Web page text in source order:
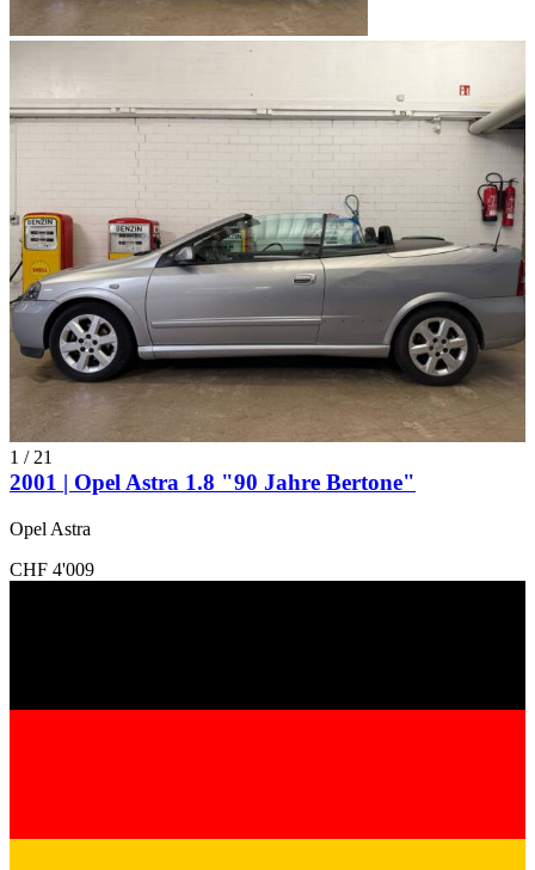
1 / 21
2001 | Opel Astra 1.8 "90 Jahre Bertone"
Opel Astra
CHF 4'009